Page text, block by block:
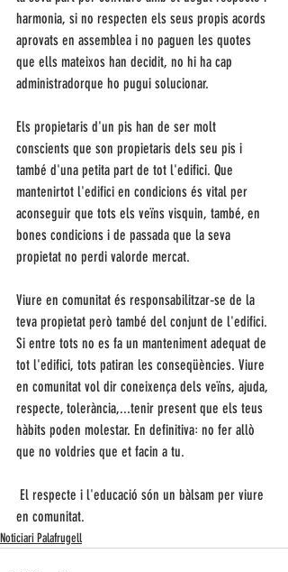
harmonia, si no respecten els seus propis acords
aprovats en assemblea i no paguen les quotes
que ells mateixos han decidit, no hi ha cap
administradorque ho pugui solucionar.
Els propietaris d'un pis han de ser molt
conscients que son propietaris dels seu pis i
també d'una petita part de tot l'edifici. Que
mantenirtot l'edifici en condicions és vital per
aconseguir que tots els veïns visquin, també, en
bones condicions i de passada que la seva
propietat no perdi valorde mercat.
Viure en comunitat és responsabilitzar‑se de la
teva propietat però també del conjunt de l'edifici.
Si entre tots no es fa un manteniment adequat de
tot l'edifici, tots patiran les conseqüències. Viure
en comunitat vol dir coneixença dels veïns, ajuda,
respecte, tolerància,...tenir present que els teus
hàbits poden molestar. En definitiva꞉ no fer allò
que no voldries que et facin a tu.
en comunitat.
Noticiari Palafrugell